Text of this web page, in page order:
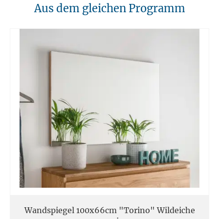
10. Brandschutz
Am Ende der Nutzungsdauer sollten Möbel fachgerecht entsorgt
12. Einsatzort
Unsere Massivmöbel sind so konzipiert das Sie für den privaten
Gebrauch in Haushalten geeignet sind. Diese Möbel sind nicht für
kommerziellen Gebrauch geeignet.
Unsere Massivholzmöbel sind nicht für den Außenbereich geeignet.
Aus dem gleichen Programm
Wandspiegel 100x66cm "Torino" Wildeiche